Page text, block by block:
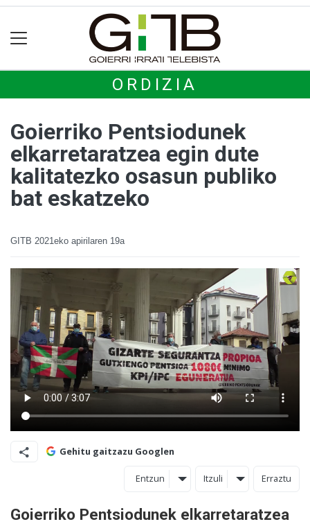
ORDIZIA
Goierriko Pentsiodunek
elkarretaratzea egin dute
kalitatezko osasun publiko
bat eskatzeko
GITB 2021eko apirilaren 19a
Gehitu gaitzazu Googlen
Entzun Itzuli Erraztu
Goierriko Pentsiodunek elkarretaratzea